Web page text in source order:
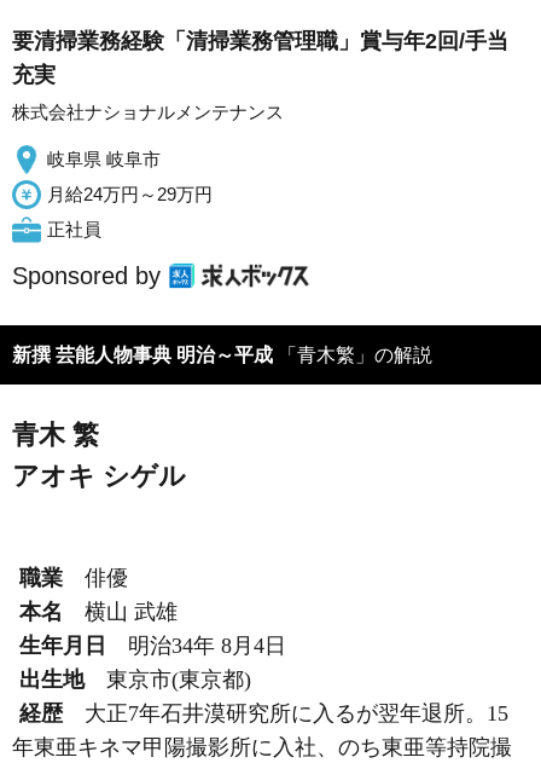
要清掃業務経験「清掃業務管理職」賞与年2回/手当
充実
株式会社ナショナルメンテナンス
岐阜県 岐阜市
月給24万円～29万円
正社員
Sponsored by
新撰 芸能人物事典 明治～平成 「青木繁」の解説
青木 繁
アオキ シゲル
職業
俳優
本名
横山 武雄
生年月日
明治34年 8月4日
出生地
東京市(東京都)
経歴
大正7年石井漠研究所に入るが翌年退所。15
年東亜キネマ甲陽撮影所に入社、のち東亜等持院撮